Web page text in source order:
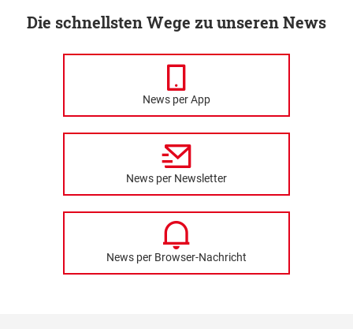
Die schnellsten Wege zu unseren News
News per App
News per Newsletter
News per Browser-Nachricht